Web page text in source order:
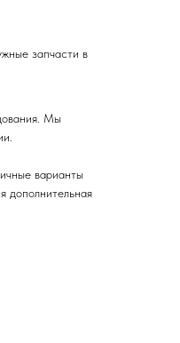
запчасти в
Мы
варианты
дополнительная